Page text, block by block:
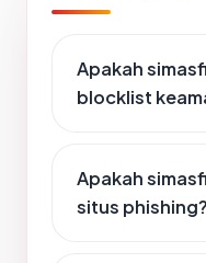
Apakah
blocklist
Apakah
situs phishing?